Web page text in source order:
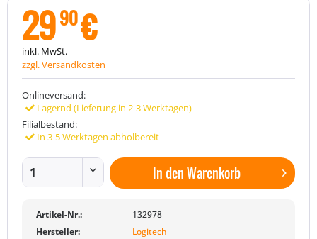
2990€
inkl. MwSt.
zzgl. Versandkosten
Onlineversand:
Lagernd (Lieferung in 2-3 Werktagen)
Filialbestand:
In 3-5 Werktagen abholbereit
In denWarenkorb
Artikel-Nr.:
132978
Hersteller:
Logitech